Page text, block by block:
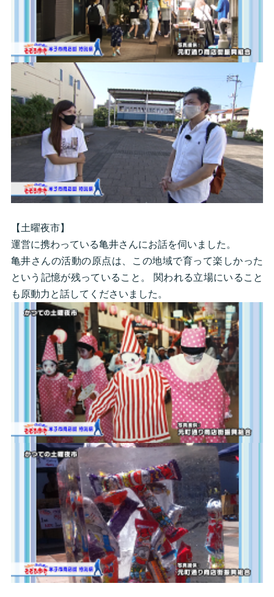
【土曜夜市】
運営に携わっている亀井さんにお話を伺いました。
亀井さんの活動の原点は、この地域で育って楽しかった
という記憶が残っていること。 関われる立場にいること
も原動力と話してくださいました。